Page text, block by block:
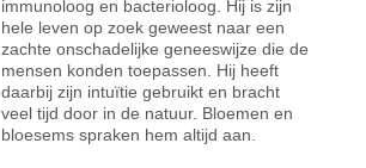
immunoloog en bacterioloog. Hij is zijn
hele leven op zoek geweest naar een
zachte onschadelijke geneeswijze die de
mensen konden toepassen. Hij heeft
daarbij zijn intuïtie gebruikt en bracht
veel tijd door in de natuur. Bloemen en
bloesems spraken hem altijd aan.